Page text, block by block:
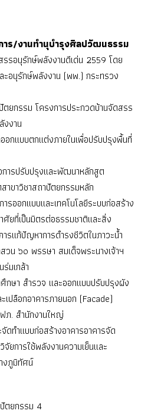
าร/งานทำนุบำรุงศิลปวัฒนธรรม
รอนุรักษ์พลังงานดีเด่น 2559 โดย
อนุรักษ์พลังงาน (พพ.) กระทรวง
ยกรรม โครงการประกวดบ้านจัดสรร
งาน
อกแบบตกแต่งภายในเพื่อปรับปรุงพื้นที่
ารปรับปรุงและพัฒนาหลักสูต
ขาวิชาสถาปัตยกรรมหลัก
ออกแบบและเทคโนโลยีระบบก่อสร้าง
ศัยที่เป็นมิตรต่อธรรมชาติและสิ่ง
รแก้ปัญหาการดำรงชีวิตในภาวะน้ำ
น ๖๐ พรรษา สมเด็จพระนางเจ้าฯ
มเกล้า
กษา สำรวจ และออกแบบปรับปรุงผัง
ปลือกอาคารภายนอก (Facade)
ภ. สำนักงานใหญ่
ดทำแบบก่อสร้างอาคารอาคารจัด
ยการใช้พลังงานความเย็นและ
งภูมิทัศน์
ตยกรรม 4